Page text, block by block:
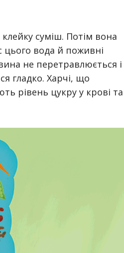
суміш. Потім вона
цього вода й поживні
не перетравлюється і
гладко. Харчі, що
рівень цукру у крові та